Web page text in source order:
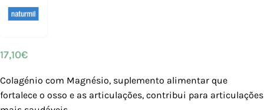
17,10€
Colagénio com Magnésio, suplemento alimentar que
fortalece o osso e as articulações, contribui para articulações